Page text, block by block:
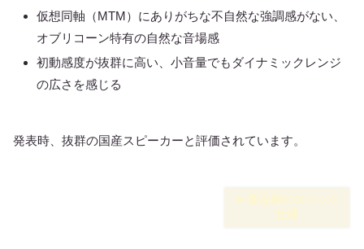
仮想同軸（MTM）にありがちな不自然な強調感がない、
オブリコーン特有の自然な音場感
初動感度が抜群に高い、小音量でもダイナミックレンジ
の広さを感じる
発表時、抜群の国産スピーカーと評価されています。
➡︎ 新品時のスペック
仕様